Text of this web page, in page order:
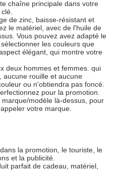
chaîne principale dans votre
de zinc, baisse-résistant et
le matériel, avec de l'huile de
Vous pouvez avez adapté le
les couleurs que
élégant, qui montre votre
deux hommes et femmes. qui
aucune rouille et aucune
ou n'obtiendra pas foncé.
pour la promotion.
modèle là-dessus, pour
votre marque.
la promotion, le touriste, le
et la publicité.
parfait de cadeau, matériel,